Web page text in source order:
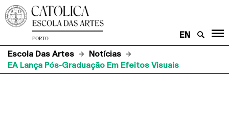
EN
Escola Das Artes
Notícias
EA Lança Pós-Graduação Em Efeitos Visuais